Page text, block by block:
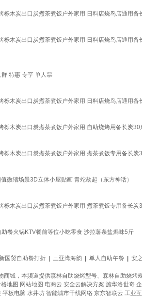
栎木炭出口炭煮茶煮饭户外家用 日料店烧鸟店通用备
栎木炭出口炭煮茶煮饭户外家用 日料店烧鸟店通用备
特惠 专享 单人票
栎木炭出口炭煮茶煮饭户外家用 日料店烧鸟店通用备
栎木炭出口炭煮茶煮饭户外家用 自助烧烤用备长炭30
栎木炭出口炭煮茶煮饭户外家用 煮茶煮饭专用备长炭
微缩场景3D立体小屋贴画 青蛇劫起（东方神话）
栎木炭出口炭煮茶煮饭户外家用 煮茶煮饭专用备长炭
餐火锅KTV餐前等位小吃零食 沙拉薯条盐焗味5斤
新国贸自助餐打折 三亚湾海韵 单人自助午餐 安
城，本频道提供森林自助烧烤型号、森林自助烧
地图 网站地图 电商云 安全云解决方案 施华洛世奇
平板电脑 水井坊 智能城市干线网络 京东智联云 工业